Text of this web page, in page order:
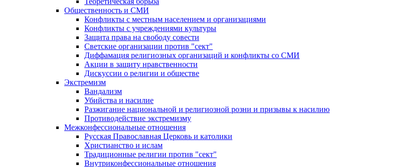
Общественность и СМИ
Конфликты с местным населением и организациями
Конфликты с учреждениями культуры
Защита права на свободу совести
Светские организации против "сект"
Диффамация религиозных организаций и конфликты со СМИ
Акции в защиту нравственности
Дискуссии о религии и обществе
Экстремизм
Вандализм
Убийства и насилие
Разжигание национальной и религиозной розни и призывы к насилию
Противодействие экстремизму
Межконфессиональные отношения
Русская Православная Церковь и католики
Христианство и ислам
Традиционные религии против "сект"
Внутриконфессиональные отношения